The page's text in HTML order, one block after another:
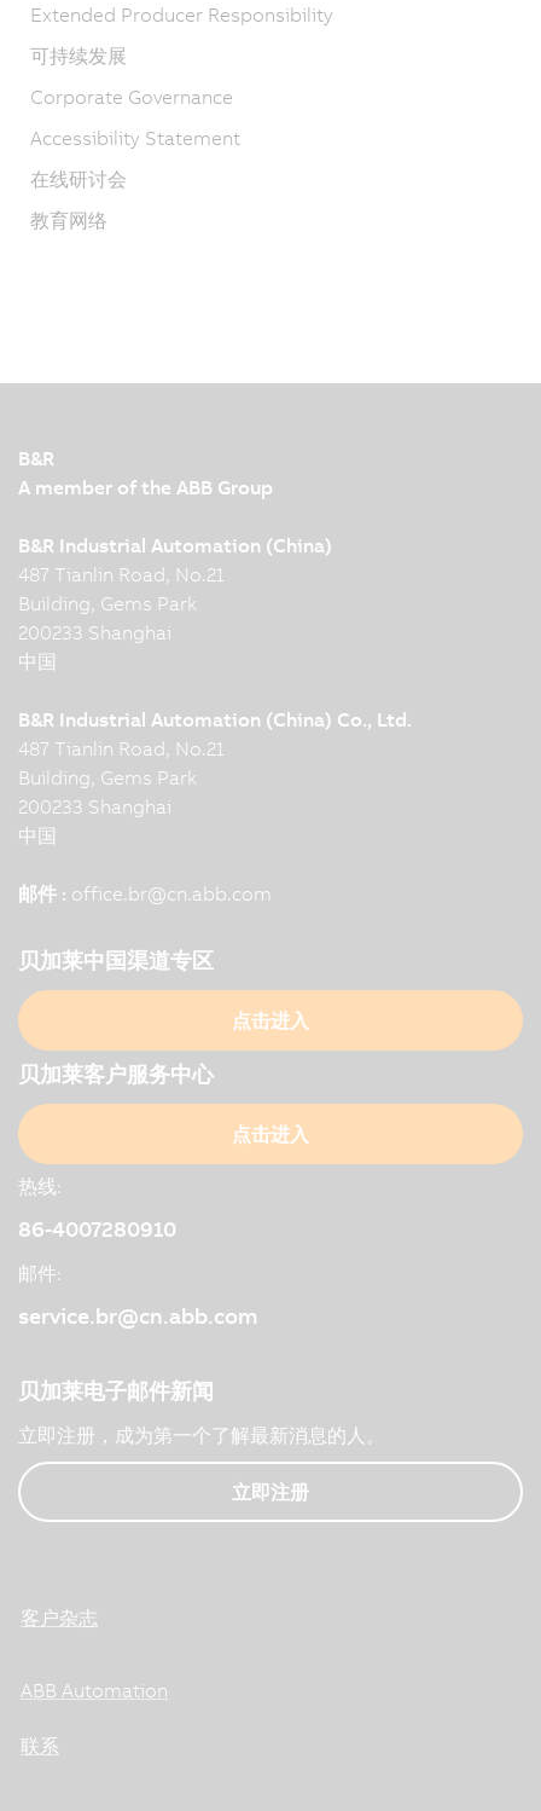
Extended Producer Responsibility
可持续发展
Corporate Governance
Accessibility Statement
在线研讨会
教育网络
B&R
A member of the ABB Group
B&R Industrial Automation (China)
487 Tianlin Road, No.21
Building, Gems Park
200233 Shanghai
中国
B&R Industrial Automation (China) Co., Ltd.
487 Tianlin Road, No.21
Building, Gems Park
200233 Shanghai
中国
邮件 : office.br@cn.abb.com
贝加莱中国渠道专区
点击进入
贝加莱客户服务中心
点击进入
热线:
86-4007280910
邮件:
service.br@cn.abb.com
贝加莱电子邮件新闻
立即注册，成为第一个了解最新消息的人。
立即注册
客户杂志
ABB Automation
联系